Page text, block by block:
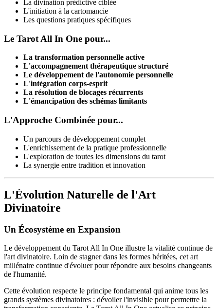
La divination prédictive ciblée
L'initiation à la cartomancie
Les questions pratiques spécifiques
Le Tarot All In One pour...
La transformation personnelle active
L'accompagnement thérapeutique structuré
Le développement de l'autonomie personnelle
L'intégration corps-esprit
La résolution de blocages récurrents
L'émancipation des schémas limitants
L'Approche Combinée pour...
Un parcours de développement complet
L'enrichissement de la pratique professionnelle
L'exploration de toutes les dimensions du tarot
La synergie entre tradition et innovation
L'Évolution Naturelle de l'Art
Divinatoire
Un Écosystème en Expansion
Le développement du Tarot All In One illustre la vitalité continue de
l'art divinatoire. Loin de stagner dans les formes héritées, cet art
millénaire continue d'évoluer pour répondre aux besoins changeants
de l'humanité.
Cette évolution respecte le principe fondamental qui anime tous les
grands systèmes divinatoires : dévoiler l'invisible pour permettre la